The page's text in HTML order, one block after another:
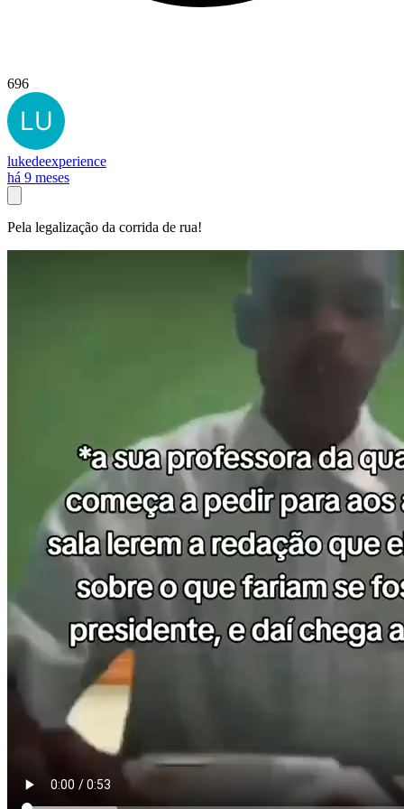
696
lukedeexperience
há 9 meses
Pela legalização da corrida de rua!